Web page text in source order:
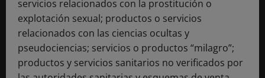
servicios relacionados con la prostitución o
explotación sexual; productos o servicios
relacionados con las ciencias ocultas y
pseudociencias; servicios o productos “milagro”;
productos y servicios sanitarios no verificados por